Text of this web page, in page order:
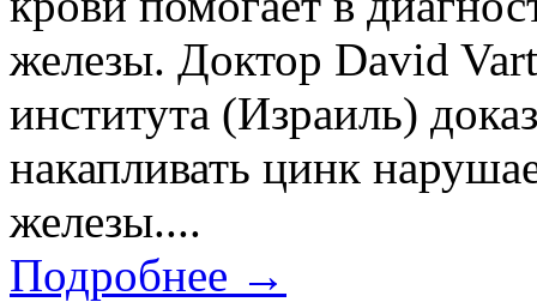
железы. Доктор David
института (Израиль)
накапливать цинк
железы....
Подробнее →